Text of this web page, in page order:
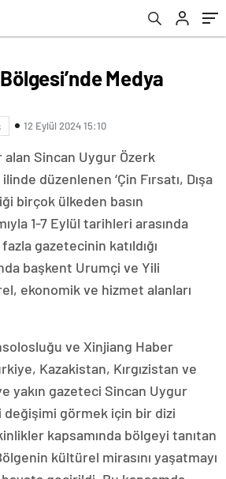
Medya
12 Eylül 2024 15:10
alan Sincan Uygur Özerk
düzenlenen ‘Çin Fırsatı, Dışa
birçok ülkeden basın
1-7 Eylül tarihleri arasında
gazetecinin katıldığı
başkent Urumçi ve Yili
ekonomik ve hizmet alanları
ve Xinjiang Haber
Kazakistan, Kırgızistan ve
yakın gazeteci Sincan Uygur
değişimi görmek için bir dizi
kapsamında bölgeyi tanıtan
kültürel mirasını yaşatmayı